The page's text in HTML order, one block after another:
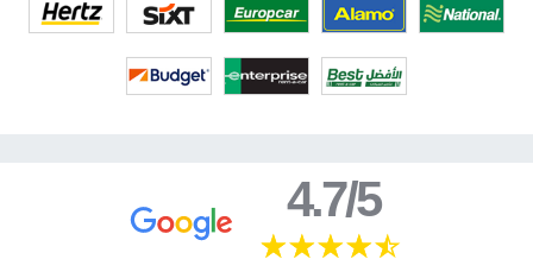
4.7/5